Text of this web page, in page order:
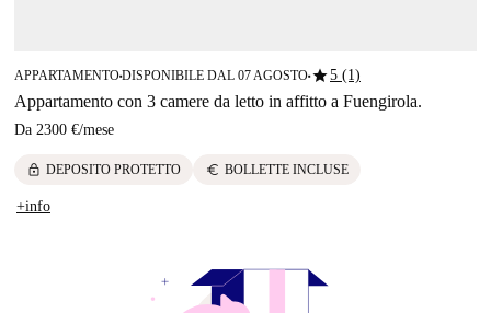
APPARTAMENTO■DISPONIBILE DAL 07 AGOSTO■star5 (1)
Appartamento con 3 camere da letto in affitto a Fuengirola.
Da 2300 €/mese
lock DEPOSITO PROTETTO euro BOLLETTE INCLUSE
+info